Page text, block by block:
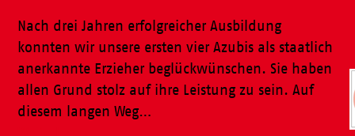
Nach drei Jahren erfolgreicher Ausbildung
konnten wir unsere ersten vier Azubis als staatlich
anerkannte Erzieher beglückwünschen. Sie haben
allen Grund stolz auf ihre Leistung zu sein. Auf
diesem langen Weg…